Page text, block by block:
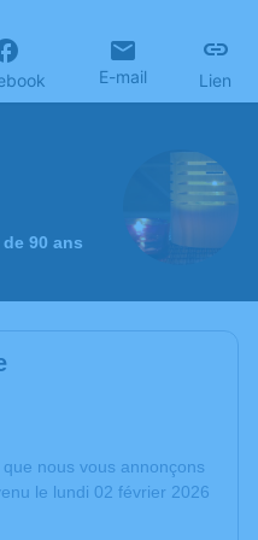
E-mail Lien
90 ans
nous vous annonçons
le lundi 02 février 2026